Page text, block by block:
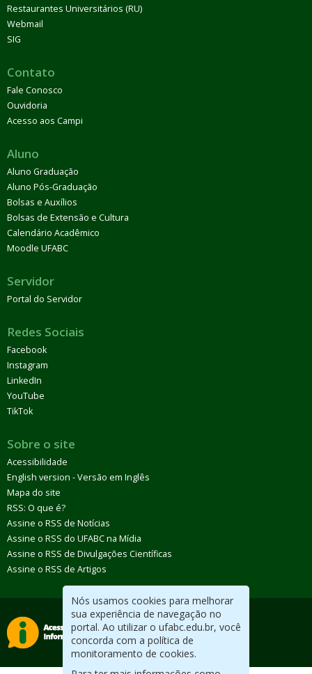
Nós usamos cookies para melhorar
sua experiência de navegação no
portal. Ao utilizar o ufabc.edu.br, você
concorda com a política de
monitoramento de cookies.
Restaurantes Universitários (RU)
Webmail
SIG
Contato
Fale Conosco
Ouvidoria
Acesso aos Campi
Aluno
Aluno Graduação
Aluno Pós-Graduação
Bolsas e Auxílios
Bolsas de Extensão e Cultura
Calendário Acadêmico
Moodle UFABC
Servidor
Portal do Servidor
Redes Sociais
Facebook
Instagram
LinkedIn
YouTube
TikTok
Sobre o site
Acessibilidade
English version - Versão em Inglês
Mapa do site
RSS: O que é?
Assine o RSS de Notícias
Assine o RSS do UFABC na Mídia
Assine o RSS de Divulgações Científicas
Assine o RSS de Artigos